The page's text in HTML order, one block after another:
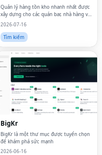
Quản lý hàng tồn kho nhanh nhất được
xây dựng cho các quán bar, nhà hàng và
khách sạn
2026-07-16
Tìm kiếm
BigKr
BigKr là một thư mục được tuyển chọn
để khám phá sức mạnh
2026-06-16